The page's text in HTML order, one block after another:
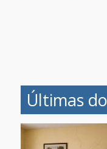
Últimas